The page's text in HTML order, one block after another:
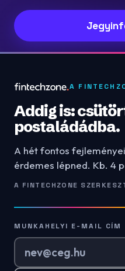
A
Addig is:
postaládádba.
A hét fontos
érdemes lépned. Kb. 4
A FINTECHZONE
MUNKAHELYI E-MAIL CÍM